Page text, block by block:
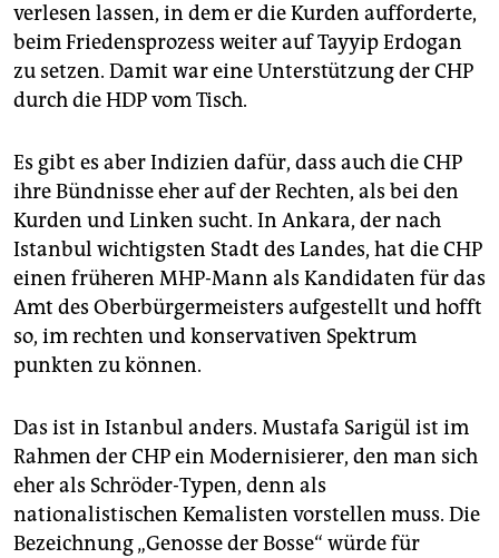
verlesen lassen, in dem er die Kurden aufforderte,
beim Friedensprozess weiter auf Tayyip Erdogan
zu setzen. Damit war eine Unterstützung der CHP
durch die HDP vom Tisch.
Es gibt es aber Indizien dafür, dass auch die CHP
ihre Bündnisse eher auf der Rechten, als bei den
Kurden und Linken sucht. In Ankara, der nach
Istanbul wichtigsten Stadt des Landes, hat die CHP
einen früheren MHP-Mann als Kandidaten für das
Amt des Oberbürgermeisters aufgestellt und hofft
so, im rechten und konservativen Spektrum
punkten zu können.
Das ist in Istanbul anders. Mustafa Sarigül ist im
Rahmen der CHP ein Modernisierer, den man sich
eher als Schröder-Typen, denn als
nationalistischen Kemalisten vorstellen muss. Die
Bezeichnung „Genosse der Bosse“ würde für